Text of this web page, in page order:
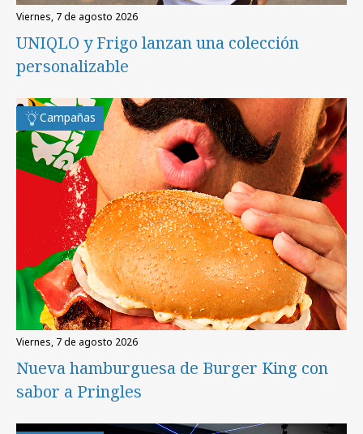
viernes, 7 de agosto 2026
UNIQLO y Frigo lanzan una colección
personalizable
Campañas
viernes, 7 de agosto 2026
Nueva hamburguesa de Burger King con
sabor a Pringles